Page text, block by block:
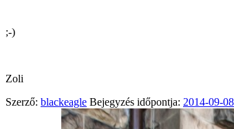
;-)
Zoli
Szerző: blackeagle Bejegyzés időpontja: 2014-09-08